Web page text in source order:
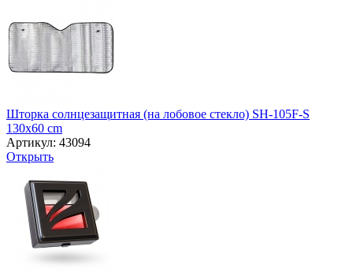
Шторка солнцезащитная (на лобовое стекло) SH-105F-S
130x60 cm
Артикул: 43094
Открыть